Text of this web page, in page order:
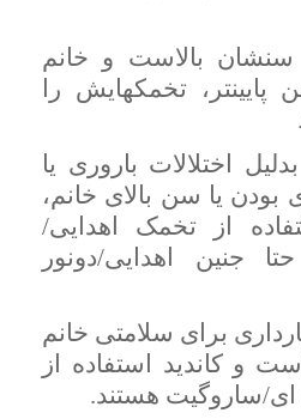
بالاست و خانم
پایینتر، تخمکهایش را
اختلالات باروری یا
بودن یا سن بالای خانم،
از تخمک اهدایی/
جنین اهدایی/دونور
برای سلامتی خانم
و کاندید استفاده از
ای/ساروگیت هستند.